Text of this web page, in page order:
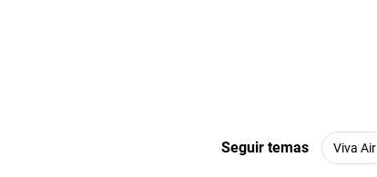
Seguir temas Viva Air